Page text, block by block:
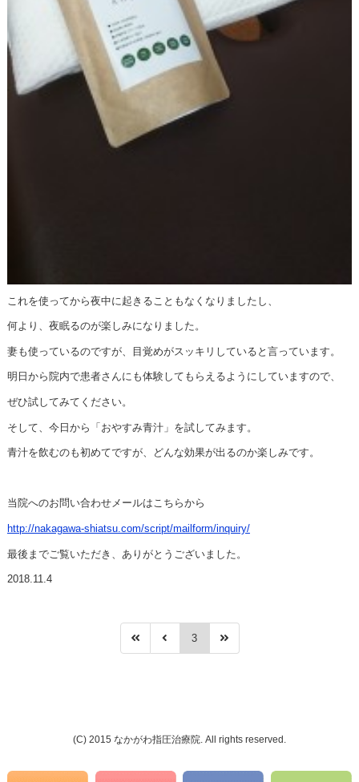
これを使ってから夜中に起きることもなくなりましたし、
何より、夜眠るのが楽しみになりました。
妻も使っているのですが、目覚めがスッキリしていると言っています。
明日から院内で患者さんにも体験してもらえるようにしていますので、
ぜひ試してみてください。
そして、今日から「おやすみ青汁」を試してみます。
青汁を飲むのも初めてですが、どんな効果が出るのか楽しみです。
当院へのお問い合わせメールはこちらから
http://nakagawa-shiatsu.com/script/mailform/inquiry/
最後までご覧いただき、ありがとうございました。
2018.11.4
3
(C) 2015 なかがわ指圧治療院. All rights reserved.